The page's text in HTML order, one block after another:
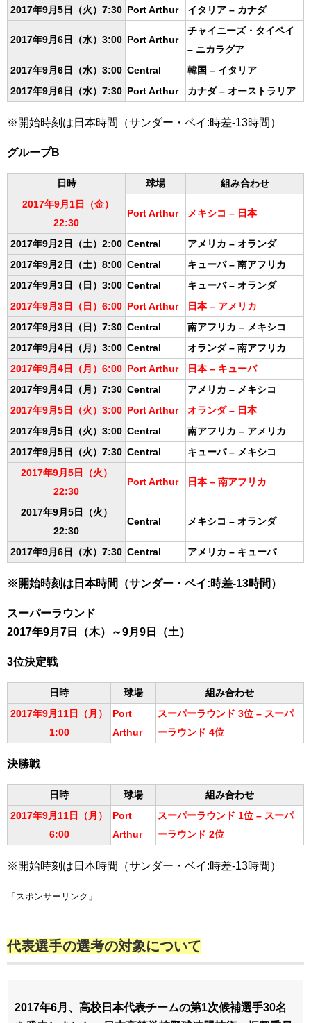
2017年9月5日（火）7:30 Port Arthur イタリア – カナダ
2017年9月6日（水）3:00 Port Arthur
チャイニーズ・タイペイ
– ニカラグア
2017年9月6日（水）3:00 Central
韓国 – イタリア
2017年9月6日（水）7:30 Port Arthur カナダ – オーストラリア
※開始時刻は日本時間（サンダー・ベイ:時差-13時間）
グループB
日時 球場
組み合わせ
2017年9月1日（金）
22:30
Port Arthur メキシコ – 日本
2017年9月2日（土）2:00 Central
アメリカ – オランダ
2017年9月2日（土）8:00 Central
キューバ – 南アフリカ
2017年9月3日（日）3:00 Central
キューバ – オランダ
2017年9月3日（日）6:00 Port Arthur
日本 – アメリカ
2017年9月3日（日）7:30 Central
南アフリカ – メキシコ
2017年9月4日（月）3:00 Central
オランダ – 南アフリカ
2017年9月4日（月）6:00 Port Arthur
日本 – キューバ
2017年9月4日（月）7:30 Central
アメリカ – メキシコ
2017年9月5日（火）3:00 Port Arthur
オランダ – 日本
2017年9月5日（火）3:00 Central
南アフリカ – アメリカ
2017年9月5日（火）7:30 Central
キューバ – メキシコ
2017年9月5日（火）
22:30
Port Arthur 日本 – 南アフリカ
2017年9月5日（火）
22:30
Central メキシコ – オランダ
2017年9月6日（水）7:30 Central アメリカ – キューバ
※開始時刻は日本時間（サンダー・ベイ:時差-13時間）
スーパーラウンド
2017年9月7日（木）～9月9日（土）
3位決定戦
日時 球場
組み合わせ
2017年9月11日（月）
1:00
Port
Arthur
スーパーラウンド 3位 – スーパ
ーラウンド 4位
決勝戦
日時 球場
組み合わせ
2017年9月11日（月）
6:00
Port
Arthur
スーパーラウンド 1位 – スーパ
ーラウンド 2位
※開始時刻は日本時間（サンダー・ベイ:時差-13時間）
「スポンサーリンク」
代表選手の選考の対象について
2017年6月、高校日本代表チームの第1次候補選手30名